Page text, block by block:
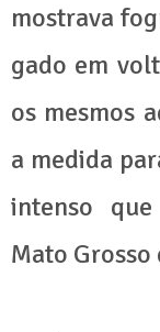
mostrava
gado em
os mesmos
a medida
intenso
Mato Grosso